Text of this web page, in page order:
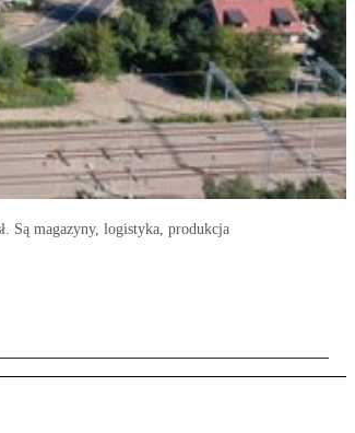
Są magazyny, logistyka, produkcja